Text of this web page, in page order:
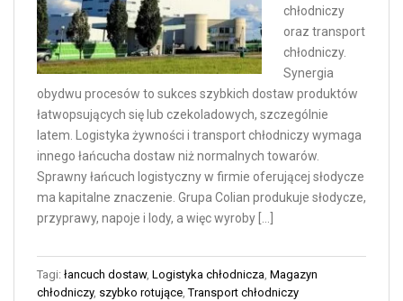
chłodniczy
oraz transport
chłodniczy.
Synergia
obydwu procesów to sukces szybkich dostaw produktów
łatwopsujących się lub czekoladowych, szczególnie
latem. Logistyka żywności i transport chłodniczy wymaga
innego łańcucha dostaw niż normalnych towarów.
Sprawny łańcuch logistyczny w firmie oferującej słodycze
ma kapitalne znaczenie. Grupa Colian produkuje słodycze,
przyprawy, napoje i lody, a więc wyroby […]
Tagi: łancuch dostaw, Logistyka chłodnicza, Magazyn
chłodniczy, szybko rotujące,Transport chłodniczy